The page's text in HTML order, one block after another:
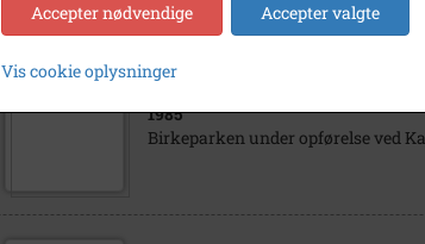
1985
Birkeparken under opførelse ved
Accepter nødvendige Accepter valgte
Vis cookie oplysninger